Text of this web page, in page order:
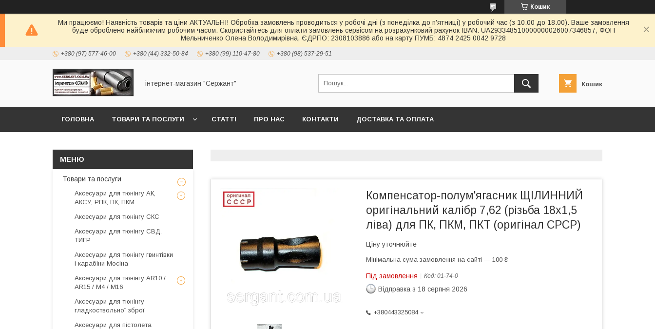
Кошик
Ми працюємо! Наявність товарів та ціни АКТУАЛЬНІ! Обробка замовлень проводиться у робочі дні (з понеділка до п'ятниці) у робочий час (з 10.00 до 18.00). Ваше замовлення
буде оброблено найближчим робочим часом. Скористайтесь для оплати замовлень сервісом на розрахунковий рахунок IBAN: UA293348510000000026007346857, ФОП
Мельниченко Олена Володимирівна, ЄДРПО: 2308103886 або на карту ПУМБ: 4874 2425 0042 9728
+380 (97) 577-46-00 +380 (44) 332-50-84 +380 (99) 110-47-80 +380 (98) 537-29-51
інтернет-магазин "Сержант" Кошик
ГОЛОВНА ТОВАРИ ТА ПОСЛУГИ СТАТТІ ПРО НАС КОНТАКТИ ДОСТАВКА ТА ОПЛАТА
Компенсатор-полум'ягасник ЩІЛИННИЙ
оригінальний калібр 7,62 (різьба 18х1,5
ліва) для ПК, ПКМ, ПКТ (оригінал СРСР)
Ціну уточнюйте
Мінімальна сума замовлення на сайті — 100 ₴
Під замовлення Код: 01-74-0
Відправка з 18 серпня 2026
+380443325084
Товари та послуги
Аксесуари для тюнінгу АК,
АКСУ, РПК, ПК, ПКМ
Аксесуари для тюнінгу СКС
Аксесуари для тюнінгу СВД,
ТИГР
Аксесуари для тюнінгу гвинтівки
і карабіни Мосіна
Аксесуари для тюнінгу AR10 /
AR15 / М4 / М16
Аксесуари для тюнінгу
гладкоствольної зброї
Аксесуари для пістолета